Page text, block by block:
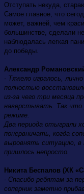
Отступать некуда,
Самое главное, что
может, важней, чем
большинстве, сделали
наблюдалась легкая
до победы.
Александр
- Тяжело игралось,
полностью
из-за чего три месяца
наверстывать. Так что
режиме.
Два периода отыграли
понервничать, когда
выровнять ситуацию, в
пришлось непросто.
Никита Беспалов (ХК
- Спасибо ребятам за
соперник заметно